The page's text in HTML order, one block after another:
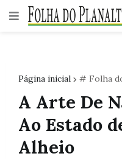
Página inicial # Folha
A Arte De
Ao Estado
Alheio